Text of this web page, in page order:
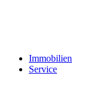
Immobilien
Service